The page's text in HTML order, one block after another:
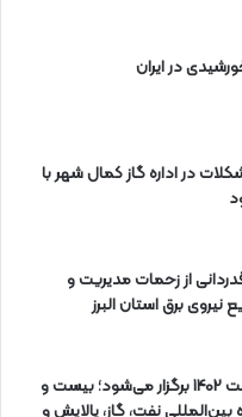
در ایران
در اداره گاز کمال شهر با
از زحمات مدیریت و
نیروی برق استان البرز
27 الی 30 اردیبهشت 1402 برگزار می‌شود؛ بیست و
نفت، گاز، پالایش و